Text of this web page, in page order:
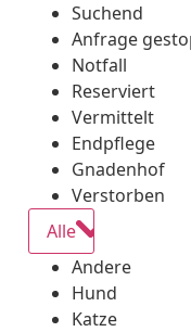
Suchend
Anfrage
Notfall
Reserviert
Vermittelt
Endpflege
Gnadenhof
Verstorben
Alle
Andere
Hund
Katze